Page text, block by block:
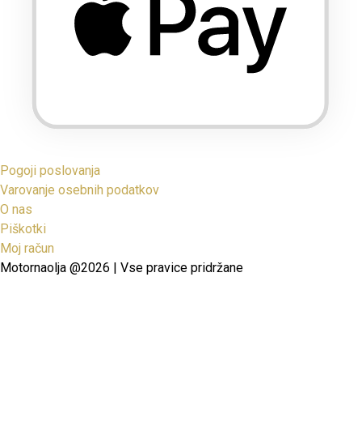
Pogoji poslovanja
Varovanje osebnih podatkov
O nas
Piškotki
Moj račun
Motornaolja @2026 | Vse pravice pridržane